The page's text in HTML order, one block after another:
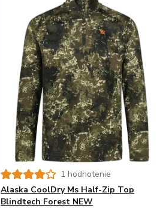
1 hodnotenie
Alaska CoolDry Ms Half-Zip Top
Blindtech Forest NEW